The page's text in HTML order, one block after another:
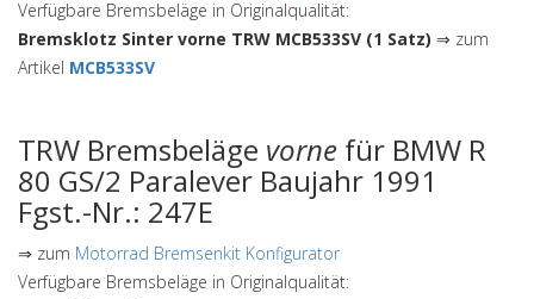
Verfügbare Bremsbeläge in Originalqualität:
Bremsklotz Sinter vorne TRW MCB533SV (1 Satz) ⇒ zum
Artikel MCB533SV
TRW Bremsbeläge vorne für BMW R
80 GS/2 Paralever Baujahr 1991
Fgst.-Nr.: 247E
⇒ zum Motorrad Bremsenkit Konfigurator
Verfügbare Bremsbeläge in Originalqualität: